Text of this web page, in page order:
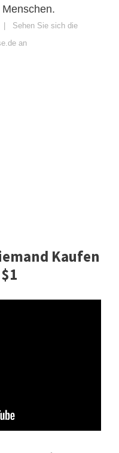
Sehen Sie sich die
an
Kaufen